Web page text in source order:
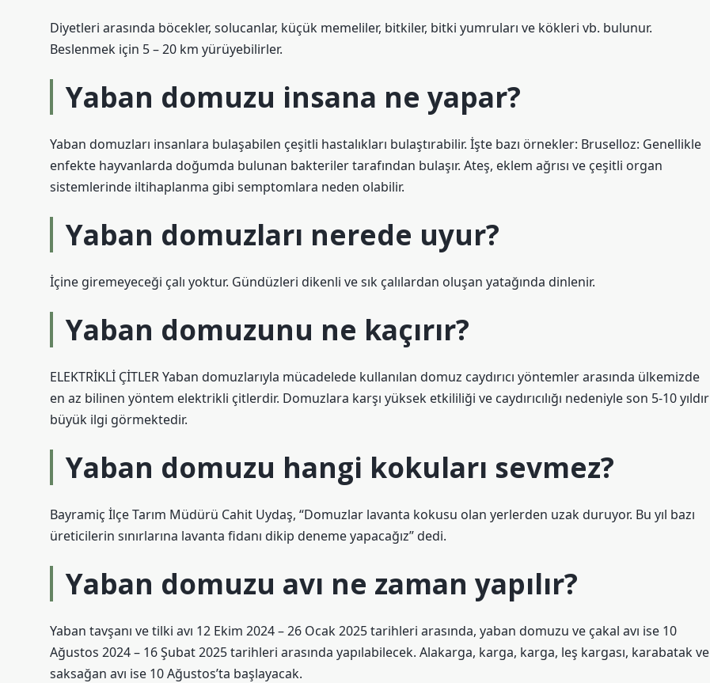
Diyetleri arasında böcekler, solucanlar, küçük memeliler, bitkiler, bitki yumruları ve kökleri vb. bulunur.
Beslenmek için 5 – 20 km yürüyebilirler.
Yaban domuzu insana ne yapar?
Yaban domuzları insanlara bulaşabilen çeşitli hastalıkları bulaştırabilir. İşte bazı örnekler: Bruselloz: Genellikle
enfekte hayvanlarda doğumda bulunan bakteriler tarafından bulaşır. Ateş, eklem ağrısı ve çeşitli organ
sistemlerinde iltihaplanma gibi semptomlara neden olabilir.
Yaban domuzları nerede uyur?
İçine giremeyeceği çalı yoktur. Gündüzleri dikenli ve sık çalılardan oluşan yatağında dinlenir.
Yaban domuzunu ne kaçırır?
ELEKTRİKLİ ÇİTLER Yaban domuzlarıyla mücadelede kullanılan domuz caydırıcı yöntemler arasında ülkemizde
en az bilinen yöntem elektrikli çitlerdir. Domuzlara karşı yüksek etkililiği ve caydırıcılığı nedeniyle son 5-10 yıldır
büyük ilgi görmektedir.
Yaban domuzu hangi kokuları sevmez?
Bayramiç İlçe Tarım Müdürü Cahit Uydaş, “Domuzlar lavanta kokusu olan yerlerden uzak duruyor. Bu yıl bazı
üreticilerin sınırlarına lavanta fidanı dikip deneme yapacağız” dedi.
Yaban domuzu avı ne zaman yapılır?
Yaban tavşanı ve tilki avı 12 Ekim 2024 – 26 Ocak 2025 tarihleri ​​arasında, yaban domuzu ve çakal avı ise 10
Ağustos 2024 – 16 Şubat 2025 tarihleri ​​arasında yapılabilecek. Alakarga, karga, karga, leş kargası, karabatak ve
saksağan avı ise 10 Ağustos’ta başlayacak.